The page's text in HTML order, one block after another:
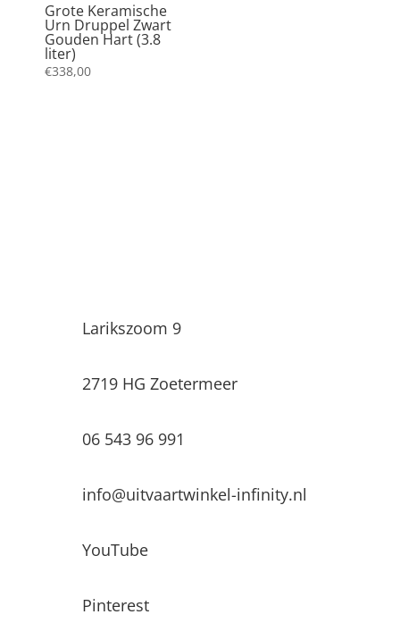
Grote Keramische
Urn Druppel Zwart
Gouden Hart (3.8
liter)
€338,00
Larikszoom 9
2719 HG Zoetermeer
06 543 96 991
info@uitvaartwinkel-infinity.nl
YouTube
Pinterest